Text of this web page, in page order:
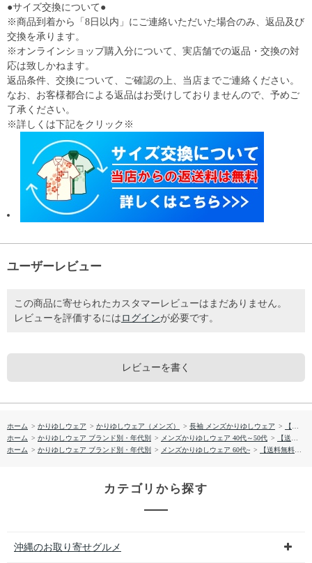
●サイズ交換について●
※商品到着から「8日以内」にご連絡いただいた場合のみ、返品及び
交換を承ります。
※オンラインショップ購入分について、実店舗での返品・交換の対
応は致しかねます。
返品条件、交換について、ご確認の上、当店までご連絡ください。
なお、お客様都合による返品はお受けしておりませんので、予めご
了承ください。
※詳しくは下記をクリック※
ユーザーレビュー
この商品に寄せられたカスタマーレビューはまだありません。
レビューを評価するには ログインが必要です。
レビューを書く
ホーム > かりゆしウェア > かりゆしウェア（メンズ） > 長袖 メンズかりゆしウェア >
【送料無料】琉球びんがた－壱 長袖 伝統工芸かりゆしウェアP-FTB01019S
ホーム > かりゆしウェア ブランド別・年代別 > メンズかりゆしウェア 40代～50代 >
【送料無料】琉球びんがた－壱 長袖 伝統工芸かりゆしウェアP-FTB01019S
ホーム > かりゆしウェア ブランド別・年代別 > メンズかりゆしウェア 60代~ > 【送料無料】琉球びんがた－壱 長袖 伝統工芸かりゆしウェアP-FTB01019S
カテゴリから探す
沖縄のお取り寄せグルメ